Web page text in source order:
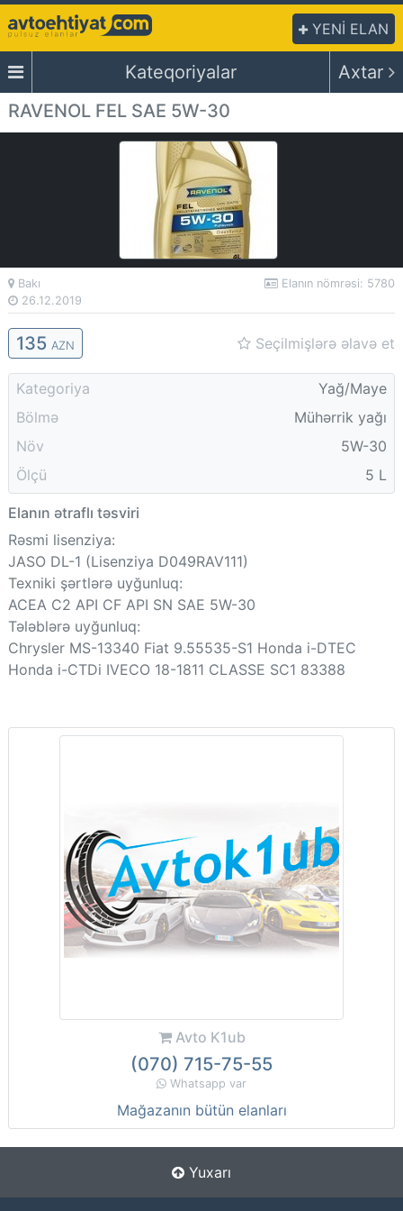
YENİ ELAN
Kateqoriyalar
Axtar
RAVENOL FEL SAE 5W-30
Bakı
26.12.2019
Elanın nömrəsi: 5780
135 AZN Seçilmişlərə əlavə et
Kategoriya
Yağ/Maye
Bölmə
Mühərrik yağı
Növ
5W-30
Ölçü
5 L
Elanın ətraflı təsviri
Rəsmi lisenziya:
JASO DL-1 (Lisenziya D049RAV111)
Texniki şərtlərə uyğunluq:
ACEA C2 API CF API SN SAE 5W-30
Tələblərə uyğunluq:
Chrysler MS-13340 Fiat 9.55535-S1 Honda i-DTEC
Honda i-CTDi IVECO 18-1811 CLASSE SC1 83388
Avto K1ub
(070) 715-75-55
Whatsapp var
Mağazanın bütün elanları
Yuxarı